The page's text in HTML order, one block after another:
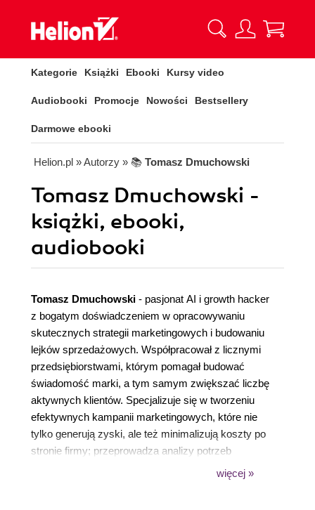
Kategorie Książki Ebooki Kursy video
Audiobooki Promocje Nowości Bestsellery
Darmowe ebooki
Helion.pl » Autorzy » 📚 Tomasz Dmuchowski
Tomasz Dmuchowski -
książki, ebooki,
audiobooki
Tomasz Dmuchowski - pasjonat AI i growth hacker
z bogatym doświadczeniem w opracowywaniu
skutecznych strategii marketingowych i budowaniu
lejków sprzedażowych. Współpracował z licznymi
przedsiębiorstwami, którym pomagał budować
świadomość marki, a tym samym zwiększać liczbę
aktywnych klientów. Specjalizuje się w tworzeniu
efektywnych kampanii marketingowych, które nie
tylko generują zyski, ale też minimalizują koszty po
stronie firmy; przeprowadza analizy potrzeb
przyszłych klientów, opracowuje spersonalizowane
więcej »